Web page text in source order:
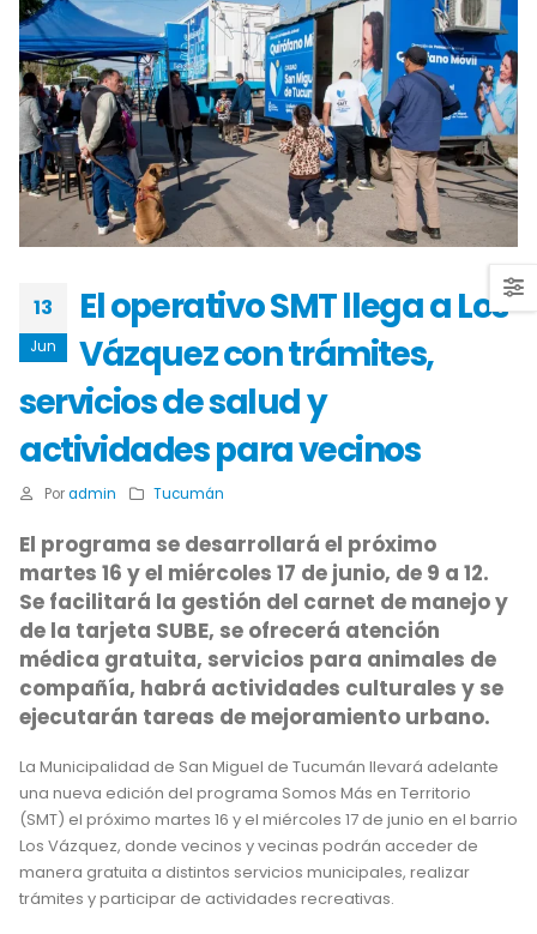
13
Jun
El operativo SMT llega a Los
Vázquez con trámites,
servicios de salud y
actividades para vecinos
Por admin Tucumán
El programa se desarrollará el próximo
martes 16 y el miércoles 17 de junio, de 9 a 12.
Se facilitará la gestión del carnet de manejo y
de la tarjeta SUBE, se ofrecerá atención
médica gratuita, servicios para animales de
compañía, habrá actividades culturales y se
ejecutarán tareas de mejoramiento urbano.
La Municipalidad de San Miguel de Tucumán llevará adelante
una nueva edición del programa Somos Más en Territorio
(SMT) el próximo martes 16 y el miércoles 17 de junio en el barrio
Los Vázquez, donde vecinos y vecinas podrán acceder de
manera gratuita a distintos servicios municipales, realizar
trámites y participar de actividades recreativas.